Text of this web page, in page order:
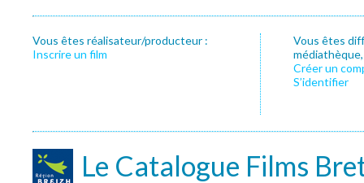
Vous êtes réalisateur/producteur :
Inscrire un film
Vous êtes
Créer un
S’identifier
Le Catalogue Films